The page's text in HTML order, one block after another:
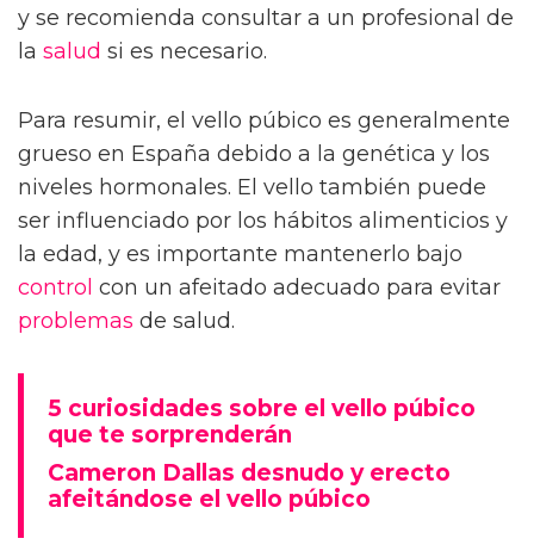
y se recomienda consultar a un profesional de
la salud si es necesario.
Para resumir, el vello púbico es generalmente
grueso en España debido a la genética y los
niveles hormonales. El vello también puede
ser influenciado por los hábitos alimenticios y
la edad, y es importante mantenerlo bajo
control con un afeitado adecuado para evitar
problemas de salud.
5 curiosidades sobre el vello púbico
que te sorprenderán
Cameron Dallas desnudo y erecto
afeitándose el vello púbico